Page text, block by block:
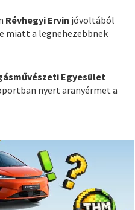
Révhegyi Ervin jóvoltából
miatt a legnehezebbnek
Egyesület
nyert aranyérmet a